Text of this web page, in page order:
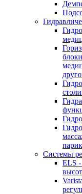
Системы
ELS -